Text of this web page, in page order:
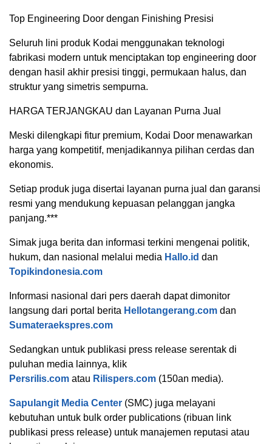
Top Engineering Door dengan Finishing Presisi
Seluruh lini produk Kodai menggunakan teknologi
fabrikasi modern untuk menciptakan top engineering door
dengan hasil akhir presisi tinggi, permukaan halus, dan
struktur yang simetris sempurna.
HARGA TERJANGKAU dan Layanan Purna Jual
Meski dilengkapi fitur premium, Kodai Door menawarkan
harga yang kompetitif, menjadikannya pilihan cerdas dan
ekonomis.
Setiap produk juga disertai layanan purna jual dan garansi
resmi yang mendukung kepuasan pelanggan jangka
panjang.***
Simak juga berita dan informasi terkini mengenai politik,
hukum, dan nasional melalui media Hallo.id dan
Topikindonesia.com
Informasi nasional dari pers daerah dapat dimonitor
langsung dari portal berita Hellotangerang.com dan
Sumateraekspres.com
Sedangkan untuk publikasi press release serentak di
puluhan media lainnya, klik
Persrilis.com atau Rilispers.com (150an media).
Sapulangit Media Center (SMC) juga melayani
kebutuhan untuk bulk order publications (ribuan link
publikasi press release) untuk manajemen reputasi atau